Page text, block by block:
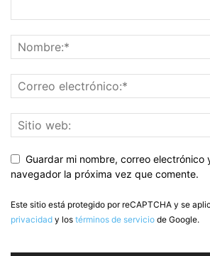
Guardar mi nombre, correo electrónico
navegador la próxima vez que comente.
Este sitio está protegido por reCAPTCHA y se
privacidad y los términos de servicio de Google.